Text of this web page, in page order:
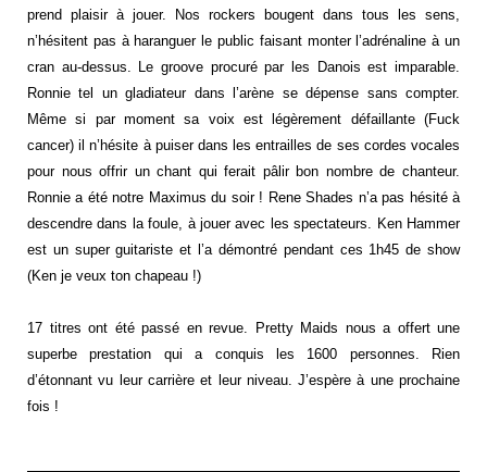
prend plaisir à jouer. Nos rockers bougent dans tous les sens,
n’hésitent pas à haranguer le public faisant monter l’adrénaline à un
cran au-dessus. Le groove procuré par les Danois est imparable.
Ronnie tel un gladiateur dans l’arène se dépense sans compter.
Même si par moment sa voix est légèrement défaillante (Fuck
cancer) il n’hésite à puiser dans les entrailles de ses cordes vocales
pour nous offrir un chant qui ferait pâlir bon nombre de chanteur.
Ronnie a été notre Maximus du soir ! Rene Shades n’a pas hésité à
descendre dans la foule, à jouer avec les spectateurs. Ken Hammer
est un super guitariste et l’a démontré pendant ces 1h45 de show
(Ken je veux ton chapeau !)
17 titres ont été passé en revue. Pretty Maids nous a offert une
superbe prestation qui a conquis les 1600 personnes. Rien
d’étonnant vu leur carrière et leur niveau. J’espère à une prochaine
fois !